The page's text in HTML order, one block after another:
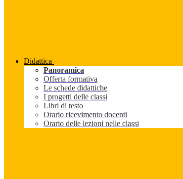
Didattica
Panoramica
Offerta formativa
Le schede didattiche
I progetti delle classi
Libri di testo
Orario ricevimento docenti
Orario delle lezioni nelle classi